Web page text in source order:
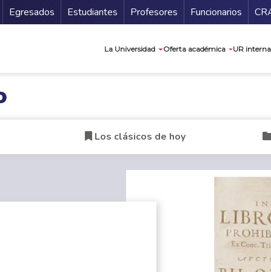
Secundario
Egresados Estudiantes Profesores Funcionarios
La Universidad Oferta académica UR
Los clásicos de hoy